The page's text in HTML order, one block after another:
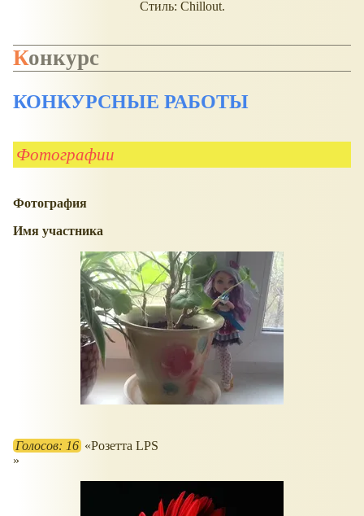
Стиль: Chillout.
Конкурс
КОНКУРСНЫЕ РАБОТЫ
Фотографии
Фотография
Имя участника
Голосов: 16 Розетта LPS